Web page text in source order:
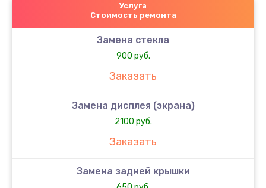
Услуга
Стоимость ремонта
Замена стекла
900 руб.
Заказать
Замена дисплея (экрана)
2100 руб.
Заказать
Замена задней крышки